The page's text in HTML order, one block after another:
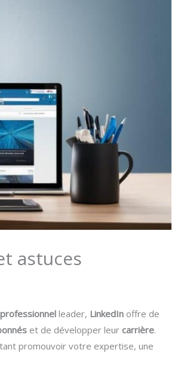
astuces
leader, LinkedIn offre de
et de développer leurcarrière.
promouvoir votre expertise, une